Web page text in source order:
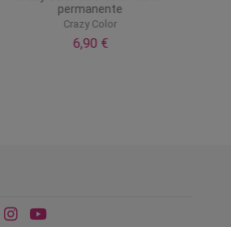
permanente
Crazy Color
6,90 €